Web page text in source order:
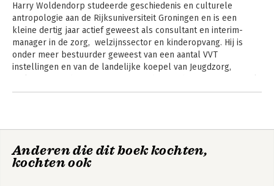
gezondheidszorg de effecten van de systeemcomplexiteit
ervaren. Zijn interesse in de cybernetica is de afgelopen tien
jaar geleidelijk gegroeid. Vraagstukken in een complexe
omgeving hebben een gebalanceerde en subtiele manier van
kijken nodig. Iets dat de cybernetische systeemleer van
Stafford Beer daadwerkelijk biedt. Deze kijk geeft ook
relevante interventies. Iets wat hij dagelijks in de praktijk
naar duurzame
professionele
Harry Woldendorp studeerde geschiedenis en culturele
antropologie aan de Rijksuniversiteit Groningen en is een
kleine dertig jaar actief geweest als consultant en interim-
manager in de zorg,  welzijnssector en kinderopvang. Hij is
onder meer bestuurder geweest van een aantal VVT
instellingen en van de landelijke koepel van Jeugdzorg,
dat gericht is op automatisering van de gebouwde omgeving.
Anderen die dit boek kochten,
kochten ook